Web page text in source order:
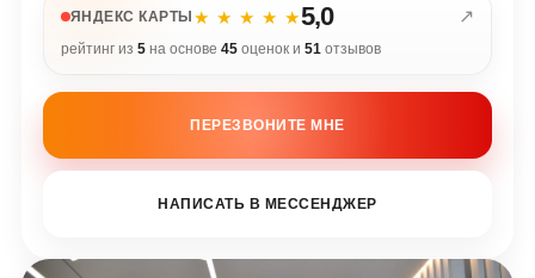
ЯНДЕКС КАРТЫ ★ ★ ★ ★ ★5,0 ↗
рейтинг из 5на основе 45оценок и 51отзывов
ПЕРЕЗВОНИТЕ МНЕ
НАПИСАТЬ В МЕССЕНДЖЕР